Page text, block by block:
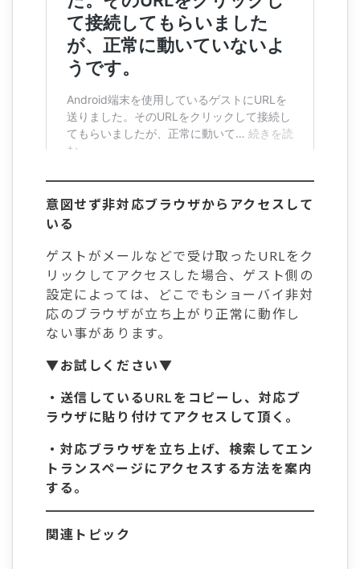
意図せず非対応ブラウザからアクセスして
いる
ゲストがメールなどで受け取ったURLをク
リックしてアクセスした場合、ゲスト側の
設定によっては、どこでもショーバイ非対
応のブラウザが立ち上がり正常に動作し
ない事があります。
▼お試しください▼
・送信しているURLをコピーし、対応ブ
ラウザに貼り付けてアクセスして頂く。
・対応ブラウザを立ち上げ、検索してエン
トランスページにアクセスする方法を案内
する。
関連トピック